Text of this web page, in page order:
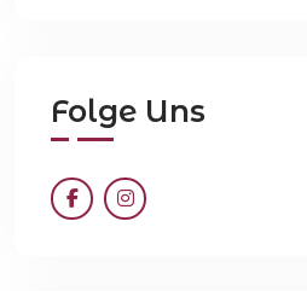
Folge Uns